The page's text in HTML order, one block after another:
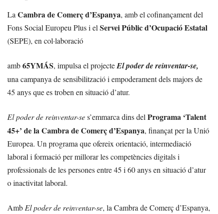
La Cambra de Comerç d’Espanya, amb el cofinançament del
Fons Social Europeu Plus i el Servei Públic d’Ocupació Estatal
(SEPE), en col·laboració
amb65YMÁS, impulsa el projecteEl poder de reinventar-se,
una campanya de sensibilització i empoderament dels majors de
45 anys que es troben en situació d’atur.
El poder de reinventar-ses’emmarca dins del Programa ‘Talent
45+’ de la Cambra de Comerç d’Espanya, finançat per la Unió
Europea. Un programa que ofereix orientació, intermediació
laboral i formació per millorar les competències digitals i
professionals de les persones entre 45 i 60 anys en situació d’atur
o inactivitat laboral.
Amb El poder de reinventar-se, la Cambra de Comerç d’Espanya,